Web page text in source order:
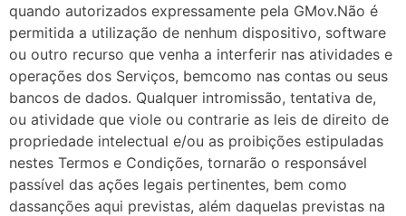
quando autorizados expressamente pela GMov.Não é
permitida a utilização de nenhum dispositivo, software
ou outro recurso que venha a interferir nas atividades e
operações dos Serviços, bemcomo nas contas ou seus
bancos de dados. Qualquer intromissão, tentativa de,
ou atividade que viole ou contrarie as leis de direito de
propriedade intelectual e/ou as proibições estipuladas
nestes Termos e Condições, tornarão o responsável
passível das ações legais pertinentes, bem como
dassanções aqui previstas, além daquelas previstas na